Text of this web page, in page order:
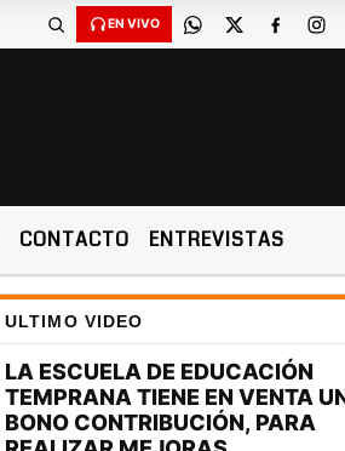
EN VIVO
CONTACTO ENTREVISTAS
ULTIMO VIDEO